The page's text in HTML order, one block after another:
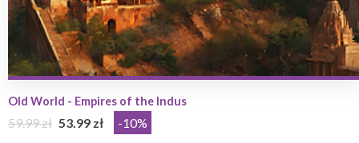
Old World - Empires of the Indus
59.99 zł 53.99 zł -10%